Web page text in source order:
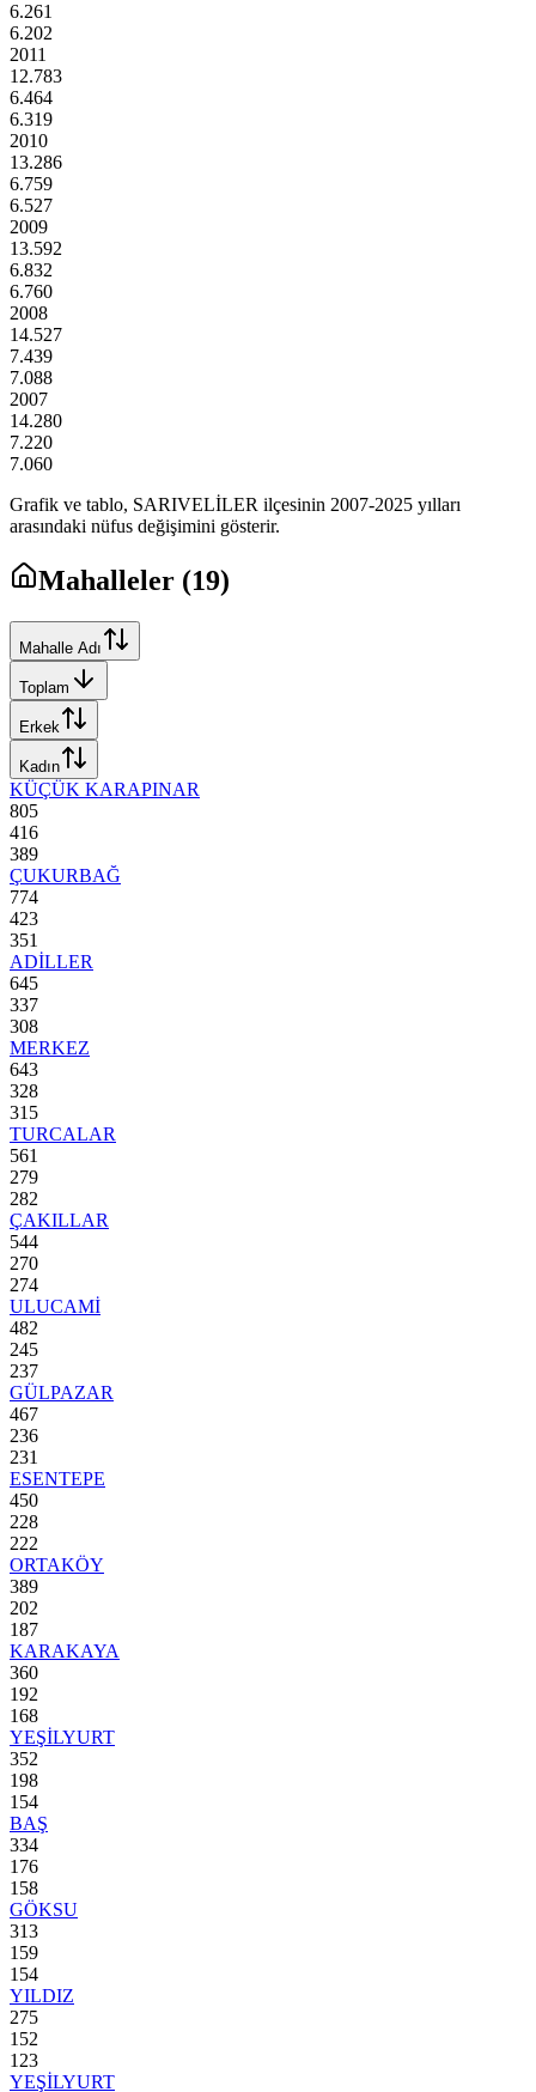
6.261
6.202
2011
12.783
6.464
6.319
2010
13.286
6.759
6.527
2009
13.592
6.832
6.760
2008
14.527
7.439
7.088
2007
14.280
7.220
7.060
Grafik ve tablo, SARIVELİLER ilçesinin 2007-2025 yılları
arasındaki nüfus değişimini gösterir.
Mahalleler (19)
Mahalle Adı
Toplam
Erkek
Kadın
KÜÇÜK KARAPINAR
805
416
389
ÇUKURBAĞ
774
423
351
ADİLLER
645
337
308
MERKEZ
643
328
315
TURCALAR
561
279
282
ÇAKILLAR
544
270
274
ULUCAMİ
482
245
237
GÜLPAZAR
467
236
231
ESENTEPE
450
228
222
ORTAKÖY
389
202
187
KARAKAYA
360
192
168
YEŞİLYURT
352
198
154
BAŞ
334
176
158
GÖKSU
313
159
154
YILDIZ
275
152
123
YEŞİLYURT